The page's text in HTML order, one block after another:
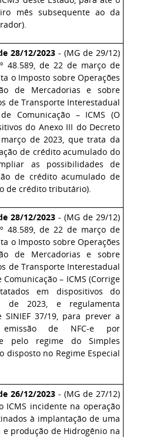
mês subsequente ao da
28/12/2023 - (MG de 29/12)
48.589, de 22 de março de
o Imposto sobre Operações
de Mercadorias e sobre
de Transporte Interestadual
Comunicação – ICMS (O
do Anexo III do Decreto
de 2023, que trata da
de crédito acumulado do
as possibilidades de
de crédito acumulado de
de crédito tributário).
28/12/2023 - (MG de 29/12)
48.589, de 22 de março de
o Imposto sobre Operações
de Mercadorias e sobre
de Transporte Interestadual
– ICMS (Corrige
em dispositivos do
de 2023, e regulamenta
37/19, para prever a
de NFC-e por
pelo regime do Simples
disposto no Regime Especial
26/12/2023 - (MG de 27/12)
ICMS incidente na operação
à implantação de uma
produção de Hidrogênio na